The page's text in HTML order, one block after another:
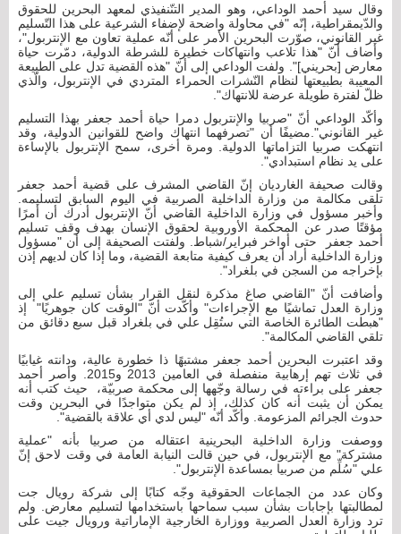
وقال سيد أحمد الوداعي، وهو المدير التنّنفيذي لمعهد البحرين للحقوق
والدّيمقراطية، إنّه "في محاولة واضحة لإضفاء الشرعية على هذا التّسليم
غير القانوني، صوّرت البحرين الأمر على أنّه عملية تعاون مع الإنتربول"،
وأضاف أنّ "هذا تلاعب وانتهاكات خطيرة للشرطة الدولية، دمّرت حياة
معارض [بحريني]". ولفت الوداعي إلى أنّ "هذه القضية تدل على الطبيعة
المعيبة بطبيعتها لنظام النّشرات الحمراء المتردي في الإنتربول، والّذي
ظلّ لفترة طويلة عرضة للانتهاك".
وأكّد الوداعي أنّ "صربيا والإنتربول دمرا حياة أحمد جعفر بهذا التسليم
غير القانوني".مضيفًا أن "تصرفهما انتهاك واضح للقوانين الدولية، وقد
انتهكت صربيا التزاماتها الدولية. ومرة أخرى، سمح الإنتربول بالإساءة
على يد نظام استبدادي".
وقالت صحيفة الغارديان إنّ القاضي المشرف على قضية أحمد جعفر
تلقى مكالمة من وزارة الداخلية الصربية في اليوم السابق لتسليمه.
وأخبر مسؤول في وزارة الداخلية القاضي أنّ الإنتربول أدرك أن أمرًا
مؤقتًا صدر عن المحكمة الأوروبية لحقوق الإنسان بهدف وقف تسليم
أحمد جعفر حتى أواخر فبراير/شباط. ولفتت الصحيفة إلى أن "مسؤول
وزارة الداخلية أراد أن يعرف كيفية متابعة القضية، وما إذا كان لديهم إذن
بإخراجه من السجن في بلغراد".
وأضافت أنّ "القاضي صاغ مذكرة لنقل القرار بشأن تسليم علي إلى
وزارة العدل تماشيًا مع الإجراءات" وأكّدت أنّ "الوقت كان جوهريًا" إذ
"هبطت الطائرة الخاصة التي ستُقِل علي في بلغراد قبل سبع دقائق من
تلقي القاضي المكالمة".
وقد اعتبرت البحرين أحمد جعفر مشتبهًا ذا خطورة عالية، ودانته غيابيًا
في ثلاث تهم إرهابية منفصلة في العامين 2013 و2015. وأصر أحمد
جعفر على براءته في رسالة وجّهها إلى محكمة صربيّة، حيث كتب أنه
يمكن أن يثبت أنه كان كذلك، إذ لم يكن متواجدًا في البحرين وقت
حدوث الجرائم المزعومة. وأكّد أنّه "ليس لدي أي علاقة بالقضية".
ووصفت وزارة الداخلية البحرينية اعتقاله من صربيا بأنه "عملية
مشتركة" مع الإنتربول، في حين قالت النيابة العامة في وقت لاحق إنّ
علي "سُلِّم من صربيا بمساعدة الإنتربول".
وكان عدد من الجماعات الحقوقية وجّه كتابًا إلى شركة رويال جت
لمطالبتها بإجابات بشأن سبب سماحها باستخدامها لتسليم معارض. ولم
ترد وزارة العدل الصربية ووزارة الخارجية الإماراتية ورويال جيت على